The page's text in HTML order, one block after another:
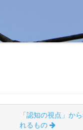
「認知の視点」か
れるもの